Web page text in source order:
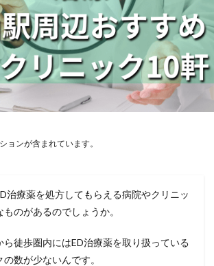
ンが含まれています。
治療薬を処方してもらえる病院やクリニッ
のがあるのでしょうか。
ら徒歩圏内にはED治療薬を取り扱っている
数が少ないんです。